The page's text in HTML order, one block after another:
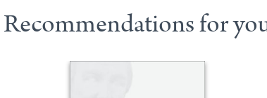
Recommendations for